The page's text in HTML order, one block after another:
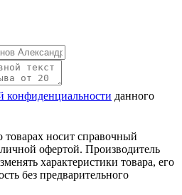
конфиденциальности данного
носит справочный
офертой. Производитель
характеристики товара, его
без предварительного